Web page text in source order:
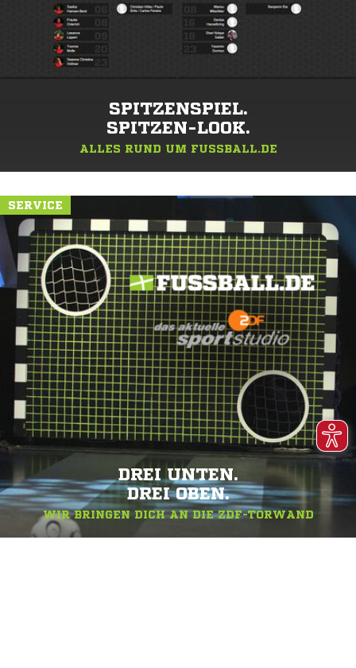
SPITZENSPIEL.
SPITZEN-LOOK.
ALLES RUND UM FUSSBALL.DE
SERVICE
DREI UNTEN.
DREI OBEN.
WIR BRINGEN DICH AN DIE ZDF-TORWAND